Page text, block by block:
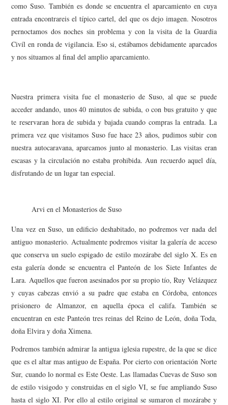
como Suso. También es donde se encuentra el aparcamiento en cuya
entrada encontrareis el típico cartel, del que os dejo imagen. Nosotros
pernoctamos dos noches sin problema y con la visita de la Guardia
Civíl en ronda de vigilancia. Eso si, estábamos debidamente aparcados
y nos situamos al final del amplio aparcamiento.
Nuestra primera visita fue el monasterio de Suso, al que se puede
acceder andando, unos 40 minutos de subida, o con bus gratuito y que
te reservaran hora de subida y bajada cuando compras la entrada. La
primera vez que visitamos Suso fue hace 23 años, pudimos subir con
nuestra autocaravana, aparcamos junto al monasterio. Las visitas eran
escasas y la circulación no estaba prohibida. Aun recuerdo aquel día,
disfrutando de un lugar tan especial.
Arvi en el Monasterios de Suso
Una vez en Suso, un edificio deshabitado, no podremos ver nada del
antiguo monasterio. Actualmente podremos visitar la galería de acceso
que conserva un suelo espigado de estilo mozárabe del siglo X. Es en
esta galería donde se encuentra el Panteón de los Siete Infantes de
Lara. Aquellos que fueron asesinados por su propio tío, Ruy Velázquez
y cuyas cabezas envió a su padre que estaba en Córdoba, entonces
prisionero de Almanzor, en aquella época el califa. También se
encuentran en este Panteón tres reinas del Reino de León, doña Toda,
doña Elvira y doña Ximena.
Podremos también admirar la antigua iglesia rupestre, de la que se dice
que es el altar mas antiguo de España. Por cierto con orientación Norte
Sur, cuando lo normal es Este Oeste. Las llamadas Cuevas de Suso son
de estilo visigodo y construidas en el siglo VI, se fue ampliando Suso
hasta el siglo XI. Por ello al estilo original se sumaron el mozárabe y